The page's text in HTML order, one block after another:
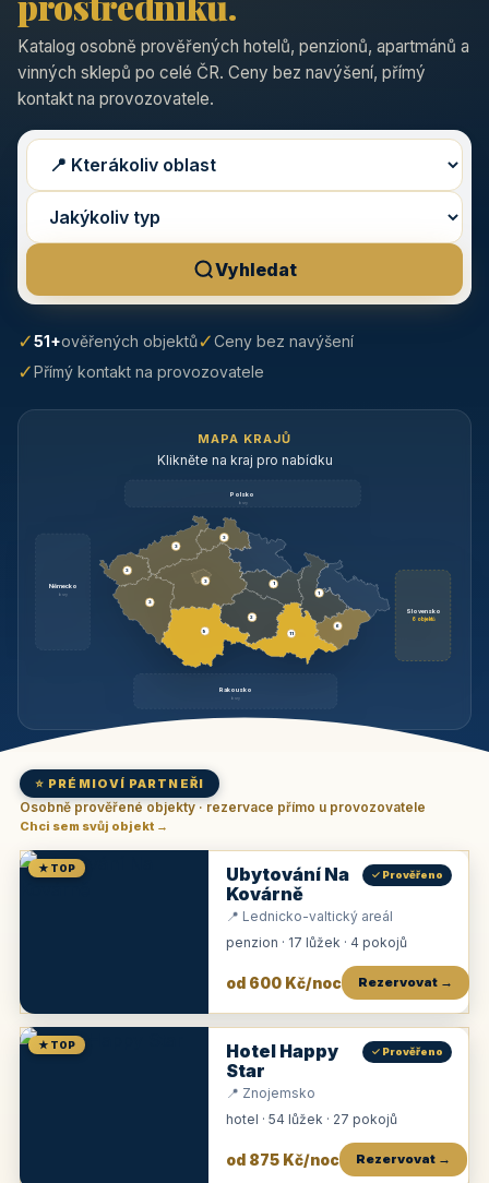
Katalog osobně prověřených hotelů, penzionů, apartmánů a
vinných sklepů po celé ČR. Ceny bez navýšení, přímý
kontakt na provozovatele.
Vyhledat
✓51+ověřených objektů✓Ceny bez navýšení
✓Přímý kontakt na provozovatele
MAPA KRAJŮ
Klikněte na kraj pro nabídku
Polsko
brzy
Německo
brzy
Slovensko
6 objektů
Rakousko
brzy
3
9
3
3
3
3
1
2
11
1
6
⭐ PRÉMIOVÍ PARTNEŘI
Osobně prověřené objekty · rezervace přímo u provozovatele
Chci sem svůj objekt →
★ TOP
Ubytování Na
Kovárně
✓ Prověřeno
📍 Lednicko-valtický areál
penzion · 17 lůžek · 4 pokojů
od 600 Kč/noc Rezervovat →
★ TOP
Hotel Happy
Star
✓ Prověřeno
📍 Znojemsko
hotel · 54 lůžek · 27 pokojů
od 875 Kč/noc Rezervovat →